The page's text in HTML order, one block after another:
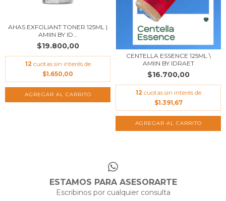
AHAS EXFOLIANT TONER 125ML |
AMIIN BY ID...
$19.800,00
12 cuotas sin interés de
$1.650,00
CENTELLA ESSENCE 125ML \
AMIIN BY IDRAET
$16.700,00
12 cuotas sin interés de
$1.391,67
ESTAMOS PARA ASESORARTE
Escribinos por cualquier consulta